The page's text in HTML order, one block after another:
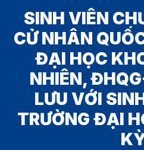
SINH VIÊN
CỬ NHÂN
ĐẠI HỌC
NHIÊN,
LƯU VỚI
TRƯỜNG ĐẠI